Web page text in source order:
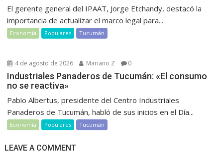
El gerente general del IPAAT, Jorge Etchandy, destacó la
importancia de actualizar el marco legal para...
Economía Populares Tucumán
4 de agosto de 2026 Mariano Z 0
Industriales Panaderos de Tucumán: «El consumo
no se reactiva»
Pablo Albertus, presidente del Centro Industriales
Panaderos de Tucumán, habló de sus inicios en el Día...
Economía Populares Tucumán
LEAVE A COMMENT